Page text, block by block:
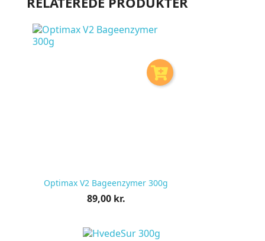
Optimax V2 Bageenzymer 300g
Pris
89,00 kr.